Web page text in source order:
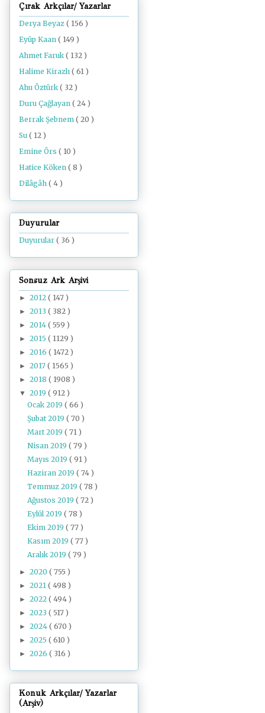
Çırak Arkçılar/ Yazarlar
Derya Beyaz ( 156 )
Eyüp Kaan ( 149 )
Ahmet Faruk ( 132 )
Halime Kirazlı ( 61 )
Ahu Öztürk ( 32 )
Duru Çağlayan ( 24 )
Berrak Şebnem ( 20 )
Su ( 12 )
Emine Örs ( 10 )
Hatice Köken ( 8 )
Dilâgâh ( 4 )
Duyurular
Duyurular ( 36 )
Sonsuz Ark Arşivi
► 2012 ( 147 )
► 2013 ( 382 )
► 2014 ( 559 )
► 2015 ( 1129 )
► 2016 ( 1472 )
► 2017 ( 1565 )
► 2018 ( 1908 )
▼ 2019 ( 912 )
Ocak 2019( 66 )
Şubat 2019( 70 )
Mart 2019( 71 )
Nisan 2019( 79 )
Mayıs 2019( 91 )
Haziran 2019( 74 )
Temmuz 2019( 78 )
Ağustos 2019( 72 )
Eylül 2019( 78 )
Ekim 2019( 77 )
Kasım 2019( 77 )
Aralık 2019( 79 )
► 2020 ( 755 )
► 2021 ( 498 )
► 2022 ( 494 )
► 2023 ( 517 )
► 2024 ( 670 )
► 2025 ( 610 )
► 2026 ( 316 )
Konuk Arkçılar/ Yazarlar
(Arşiv)